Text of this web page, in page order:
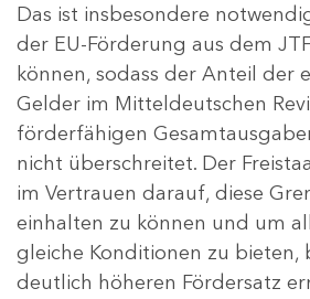
Das ist insbesondere
der EU-Förderung aus dem
können, sodass der Anteil der
Gelder im Mitteldeutschen
förderfähigen
nicht überschreitet. Der
im Vertrauen darauf, diese
einhalten zu können und um
gleiche Konditionen zu bieten,
deutlich höheren Fördersatz